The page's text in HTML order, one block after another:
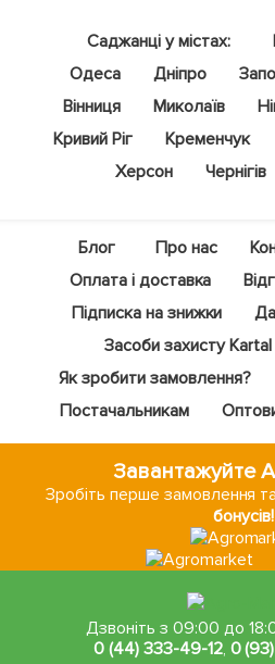
Саджанці у містах:
Одеса
Дніпро
Вінниця
Миколаїв
Кривий Ріг
Кременчук
Херсон
Чернігів
Блог Про нас
Оплата і доставка
Підписка на знижки
Засоби захисту Kartal
Як зробити замовлення?
Постачальникам
Завантажуйте
Зробіть перше замовлення
бонусів!
Дзвоніть з 09:00 до
0 (44) 333-49-12, 0